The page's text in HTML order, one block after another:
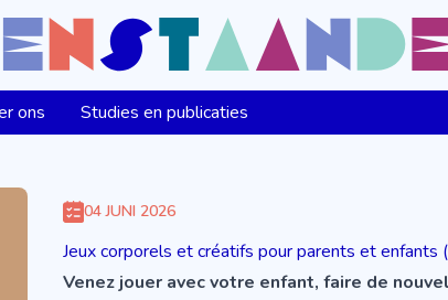
ons Studies en publicaties
04 JUNI 2026
Jeux corporels et créatifs pour parents et enfants
Venez jouer avec votre enfant, faire de